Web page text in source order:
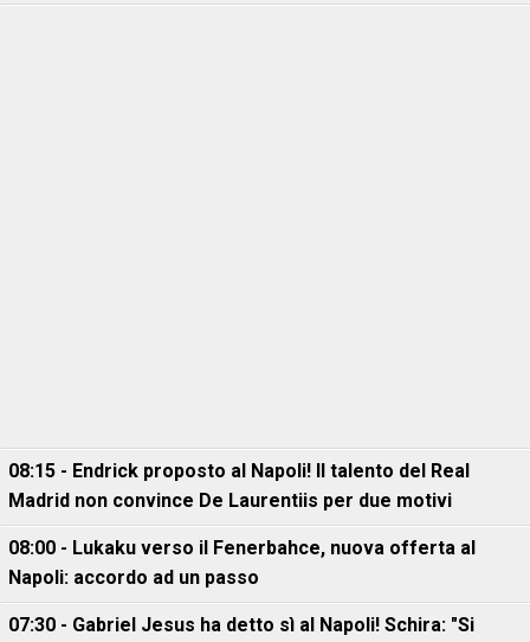
08:15 - Endrick proposto al Napoli! Il talento del Real
Madrid non convince De Laurentiis per due motivi
08:00 - Lukaku verso il Fenerbahce, nuova offerta al
Napoli: accordo ad un passo
07:30 - Gabriel Jesus ha detto sì al Napoli! Schira: "Si